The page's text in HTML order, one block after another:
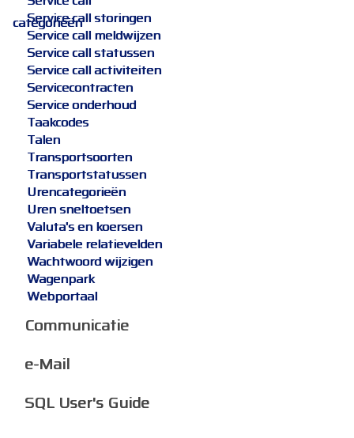
categorieën
Service call storingen
Service call meldwijzen
Service call statussen
Service call activiteiten
Servicecontracten
Service onderhoud
Taakcodes
Talen
Transportsoorten
Transportstatussen
Urencategorieën
Uren sneltoetsen
Valuta's en koersen
Variabele relatievelden
Wachtwoord wijzigen
Wagenpark
Webportaal
Communicatie
e-Mail
SQL User's Guide